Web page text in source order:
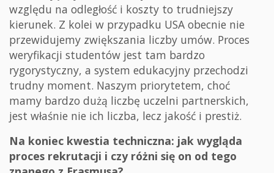
względu na odległość i koszty to trudniejszy
kierunek. Z kolei w przypadku USA obecnie nie
przewidujemy zwiększania liczby umów. Proces
weryfikacji studentów jest tam bardzo
rygorystyczny, a system edukacyjny przechodzi
trudny moment. Naszym priorytetem, choć
mamy bardzo dużą liczbę uczelni partnerskich,
jest właśnie nie ich liczba, lecz jakość i prestiż.
Na koniec kwestia techniczna: jak wygląda
proces rekrutacji i czy różni się on od tego